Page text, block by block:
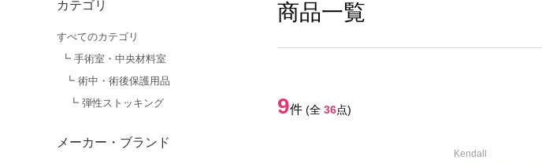
商品一覧
9件 (全 36点)
Kendall
カテゴリ
すべてのカテゴリ
┗ 手術室・中央材料室
┗ 術中・術後保護用品
┗ 弾性ストッキング
メーカー・ブランド